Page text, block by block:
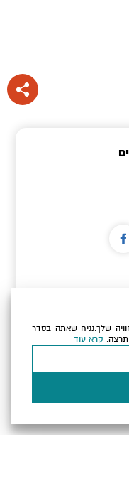
הפרטיות ולמדיניות
שלך.נניח שאתה בסדר
קרא עוד